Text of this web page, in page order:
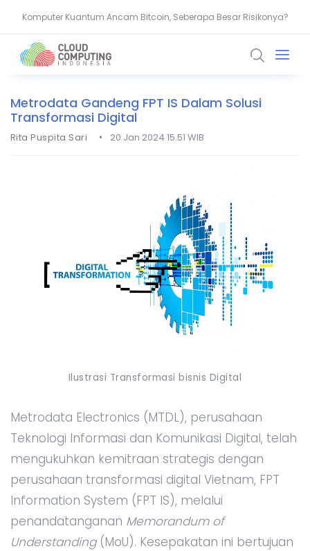
Komputer Kuantum Ancam Bitcoin, Seberapa Besar Risikonya?
AMD Gandeng Core Scientific Bangun Infrastruktur AI Raksasa
Metrodata Gandeng FPT IS Dalam Solusi
Transformasi Digital
Rita Puspita Sari • 20 Jan 2024 15.51 WIB
Ilustrasi Transformasi bisnis Digital
Metrodata Electronics (MTDL), perusahaan
Teknologi Informasi dan Komunikasi Digital, telah
mengukuhkan kemitraan strategis dengan
perusahaan transformasi digital Vietnam, FPT
Information System (FPT IS), melalui
penandatanganan Memorandum of
Understanding(MoU). Kesepakatan ini bertujuan